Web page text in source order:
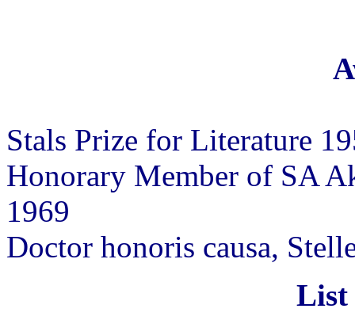
Stals Prize for Literature
Honorary Member of SA
1969
Doctor honoris causa,
List